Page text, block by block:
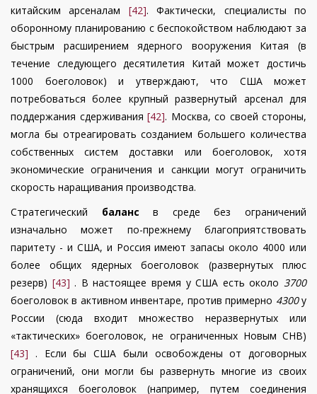
китайским арсеналам [42]. Фактически, специалисты по
оборонному планированию с беспокойством наблюдают за
быстрым расширением ядерного вооружения Китая (в
течение следующего десятилетия Китай может достичь
1000 боеголовок) и утверждают, что США может
потребоваться более крупный развернутый арсенал для
поддержания сдерживания [42]. Москва, со своей стороны,
могла бы отреагировать созданием большего количества
собственных систем доставки или боеголовок, хотя
экономические ограничения и санкции могут ограничить
скорость наращивания производства.
Стратегический балансв среде без ограничений
изначально может по-прежнему благоприятствовать
паритету - и США, и Россия имеют запасы около 4000 или
более общих ядерных боеголовок (развернутых плюс
резерв) [43] . В настоящее время у США есть около 3700
боеголовок в активном инвентаре, против примерно 4300у
России (сюда входит множество неразвернутых или
«тактических» боеголовок, не ограниченных Новым СНВ)
[43] . Если бы США были освобождены от договорных
ограничений, они могли бы развернуть многие из своих
хранящихся боеголовок (например, путем соединения